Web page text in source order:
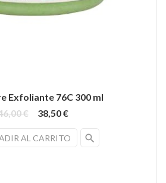
Exfoliante 76C 300 ml
€
38,50 €
AL CARRITO search